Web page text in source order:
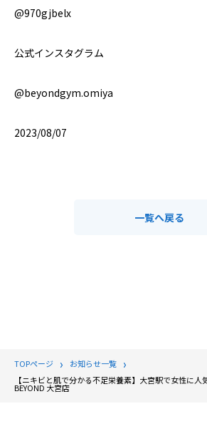
@970gjbelx
公式インスタグラム
@beyondgym.omiya
2023/08/07
一覧へ戻る
TOPページ
お知らせ一覧
【ニキビと肌で分かる不足栄養素】大宮駅で女性に人
BEYOND 大宮店